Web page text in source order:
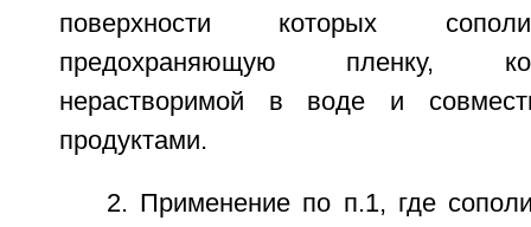
поверхности которых
предохраняющую пленку,
нерастворимой в воде и
продуктами.
2. Применение по п.1, где